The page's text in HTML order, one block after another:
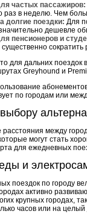
частых пассажиров:
раз в неделю. Чем
долгие поездки: Для
дешевле
пенсионеров и
существенно
для дальних
Greyhound и
по городам или
расстояния между
могут стать
для ежедневных
и
поездок по городу
активно
крупных городах,
часов или на целый